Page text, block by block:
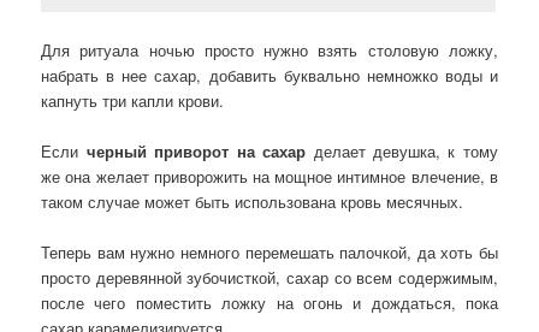
Для ритуала ночью просто нужно взять столовую ложку,
набрать в нее сахар, добавить буквально немножко воды и
капнуть три капли крови.
Если черный приворот на сахар делает девушка, к тому
же она желает приворожить на мощное интимное влечение, в
таком случае может быть использована кровь месячных.
Теперь вам нужно немного перемешать палочкой, да хоть бы
просто деревянной зубочисткой, сахар со всем содержимым,
после чего поместить ложку на огонь и дождаться, пока